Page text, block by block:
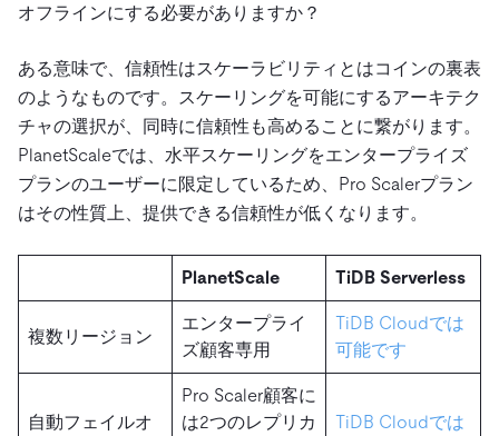
オフラインにする必要がありますか？
ある意味で、信頼性はスケーラビリティとはコインの裏表
のようなものです。スケーリングを可能にするアーキテク
チャの選択が、同時に信頼性も高めることに繋がります。
PlanetScaleでは、水平スケーリングをエンタープライズ
プランのユーザーに限定しているため、Pro Scalerプラン
はその性質上、提供できる信頼性が低くなります。
PlanetScale TiDB Serverless
複数リージョン
エンタープライ
ズ顧客専用
TiDB Cloudでは
可能です
自動フェイルオ
Pro Scaler顧客に
は2つのレプリカ
TiDB Cloudでは